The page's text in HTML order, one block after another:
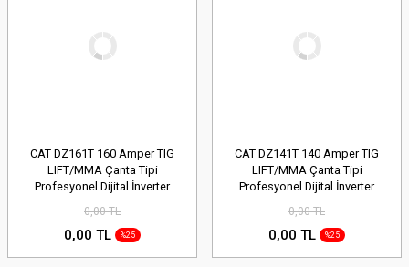
CAT DZ161T 160 Amper TIG
LIFT/MMA Çanta Tipi
Profesyonel Dijital İnverter
Avuç Taşlama
0,00 TL
0,00 TL %25
CAT DZ141T 140 Amper TIG
LIFT/MMA Çanta Tipi
Profesyonel Dijital İnverter
Avuç Taşlama
0,00 TL
0,00 TL %25